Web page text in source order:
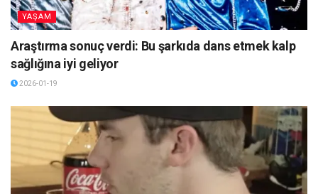
YAŞAM
Araştırma sonuç verdi: Bu şarkıda dans etmek kalp
sağlığına iyi geliyor
2026-01-19